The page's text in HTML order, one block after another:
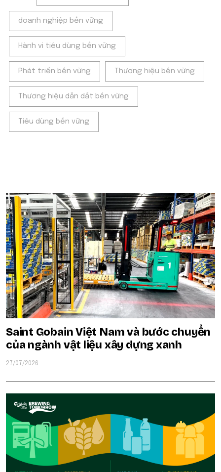
doanh nghiệp bền vững
Hành vi tiêu dùng bền vững
Phát triển bền vững Thương hiệu bền vững
Thương hiệu dẫn dắt bền vững
Tiêu dùng bền vững
Saint Gobain Việt Nam và bước chuyển
của ngành vật liệu xây dựng xanh
27/07/2026